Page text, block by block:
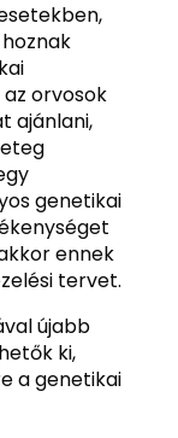
orvosok
ajánlani,
genetikai
ennek
tervet.
újabb
ki,
a genetikai